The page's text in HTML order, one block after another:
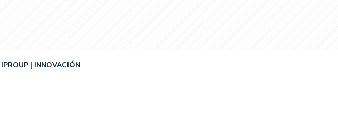
IPROUP INNOVACIÓN